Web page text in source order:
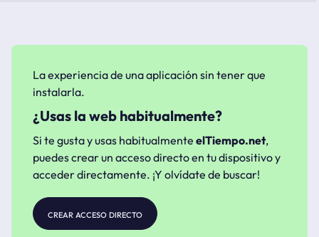
La experiencia de una aplicación sin tener que
instalarla.
¿Usas la web habitualmente?
Si te gusta y usas habitualmente elTiempo.net,
puedes crear un acceso directo en tu dispositivo y
acceder directamente. ¡Y olvídate de buscar!
crear acceso directo